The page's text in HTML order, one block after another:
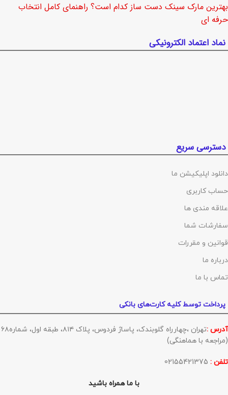
بهترین مارک سینک دست ساز کدام است؟ راهنمای کامل انتخاب
حرفه ای
نماد اعتماد الکترونیکی
دسترسی سریع
دانلود اپلیکیشن ما
حساب کاربری
علاقه مندی ها
سفارشات شما
قوانین و مقررات
درباره ما
تماس با ما
پرداخت توسط کلیه کارت‌های بانکی
آدرس :
تهران ،چهارراه گلوبندک، پاساژ فردوس، پلاک ۸۱۴، طبقه اول، شماره۶۸
(مراجعه با هماهنگی)
تلفن :
با ما همراه باشید